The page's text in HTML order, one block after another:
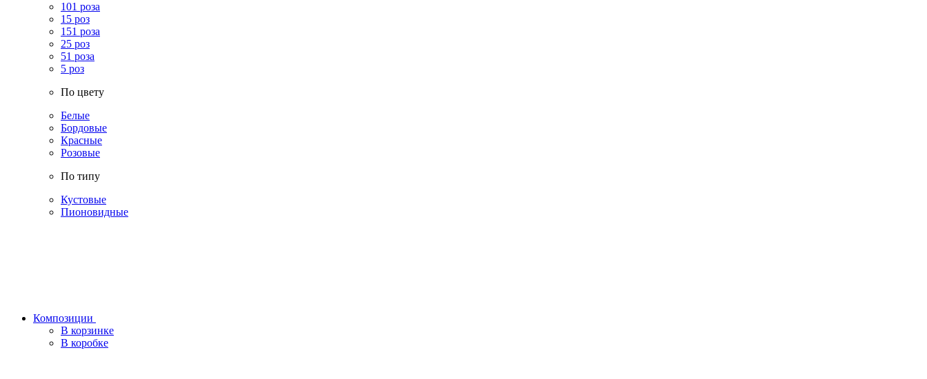
101 роза
15 роз
151 роза
25 роз
51 роза
5 роз
По цвету
Белые
Бордовые
Красные
Розовые
По типу
Кустовые
Пионовидные
Композиции
В корзинке
В коробке